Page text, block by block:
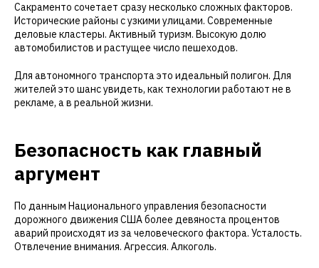
Сакраменто сочетает сразу несколько сложных факторов.
Исторические районы с узкими улицами. Современные
деловые кластеры. Активный туризм. Высокую долю
автомобилистов и растущее число пешеходов.
Для автономного транспорта это идеальный полигон. Для
жителей это шанс увидеть, как технологии работают не в
рекламе, а в реальной жизни.
Безопасность как главный
аргумент
По данным Национального управления безопасности
дорожного движения США более девяноста процентов
аварий происходят из за человеческого фактора. Усталость.
Отвлечение внимания. Агрессия. Алкоголь.